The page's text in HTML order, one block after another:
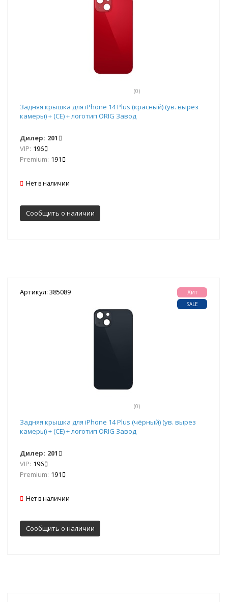
(0)
Задняя крышка для iPhone 14 Plus (красный) (ув. вырез
камеры) + (СЕ) + логотип ORIG Завод
Дилер: 201
VIP: 196
Premium: 191
Нет в наличии
Сообщить о наличии
Артикул: 385089
(0)
Хит
SALE
Задняя крышка для iPhone 14 Plus (чёрный) (ув. вырез
камеры) + (СЕ) + логотип ORIG Завод
Дилер: 201
VIP: 196
Premium: 191
Нет в наличии
Сообщить о наличии